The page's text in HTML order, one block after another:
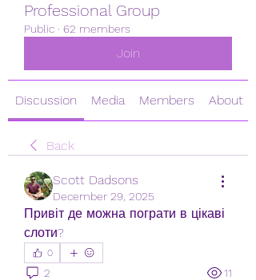
Professional Group
Public · 62 members
Join
Discussion Media Members About
Back
Scott Dadsons
December 29, 2025
Привіт де можна пограти в цікаві
слоти?
0
2 11